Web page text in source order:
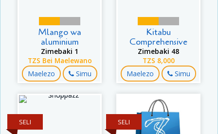
Mlango wa
aluminium
Zimebaki 1
TZS Bei Maelewano
Maelezo Simu
Kitabu
Comprehensive
Zimebaki 48
TZS 8,000
Maelezo Simu
SELI SELI